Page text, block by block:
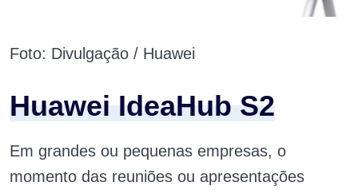
Foto: Divulgação / Huawei
Huawei IdeaHub S2
Em grandes ou pequenas empresas, o
momento das reuniões ou apresentações